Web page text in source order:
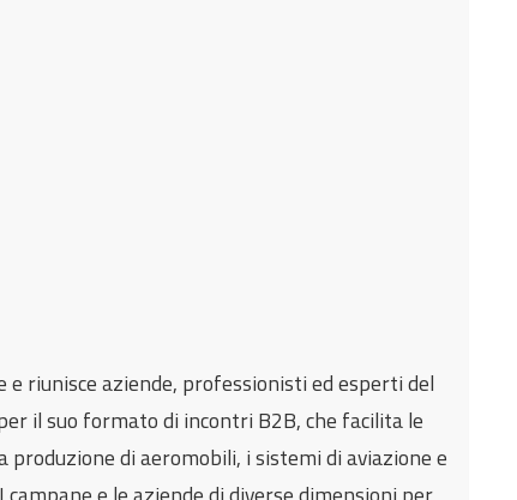
riunisce aziende, professionisti ed esperti del
il suo formato di incontri B2B, che facilita le
di aeromobili, i sistemi di aviazione e